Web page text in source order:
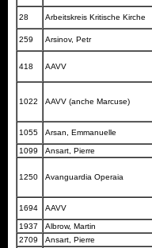
28 Arbeitskreis Kritische Kirche
259
Arsinov, Petr
418 AAVV
1022 AAVV (anche Marcuse)
1055 Arsan, Emmanuelle
1099 Ansart, Pierre
1250 Avanguardia Operaia
1694 AAVV
1937 Albrow, Martin
2709
Ansart, Pierre